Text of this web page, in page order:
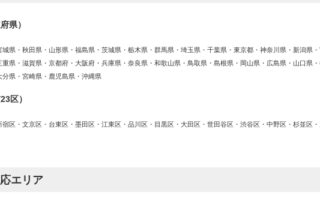
県）
県・秋田県・山形県・福島県・茨城県・栃木県・群馬県・埼玉県・千葉県・東京都・神奈川県・新潟県
県・滋賀県・京都府・大阪府・兵庫県・奈良県・和歌山県・鳥取県・島根県・岡山県・広島県・山口県
県・宮崎県・鹿児島県・沖縄県
区）
区・文京区・台東区・墨田区・江東区・品川区・目黒区・大田区・世田谷区・渋谷区・中野区・杉並区
エリア